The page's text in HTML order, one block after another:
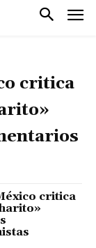
critica
critica